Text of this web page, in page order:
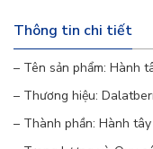
hành tây giúp tăng
các tác nhân gây
nhanh chóng.
não bộ, duy trì
Thông tin chi tiết
– Tên sản phẩm: Hành
– Thương hiệu:
– Thành phần: Hành